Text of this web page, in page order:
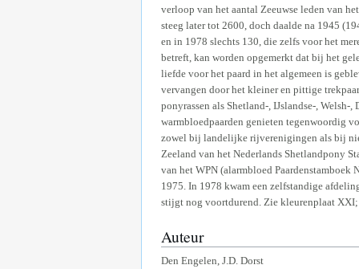
verloop van het aantal Zeeuwse leden van
steeg later tot 2600, doch daalde na 1945
en in 1978 slechts 130, die zelfs voor het
betreft, kan worden opgemerkt dat bij het
liefde voor het paard in het algemeen is
vervangen door het kleiner en pittige
ponyrassen als Shetland-, IJslandse-, Welsh-
warmbloedpaarden genieten tegenwoordig
zowel bij landelijke rijverenigingen als bij
Zeeland van het Nederlands Shetlandpony
van het WPN (alarmbloed
1975. In 1978 kwam een zelfstandige
stijgt nog voortdurend. Zie kleurenplaat XXI;
Auteur
Den Engelen, J.D. Dorst